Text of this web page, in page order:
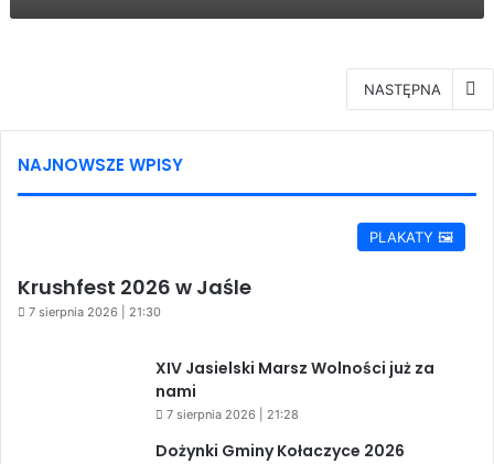
NASTĘPNA
NAJNOWSZE WPISY
PLAKATY 🖼️
Krushfest 2026 w Jaśle
7 sierpnia 2026 | 21:30
XIV Jasielski Marsz Wolności już za
nami
7 sierpnia 2026 | 21:28
Dożynki Gminy Kołaczyce 2026